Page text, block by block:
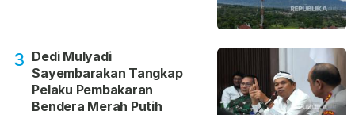
3 Dedi Mulyadi
Sayembarakan Tangkap
Pelaku Pembakaran
Bendera Merah Putih